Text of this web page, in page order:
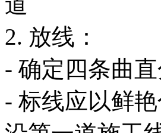
2. 放线：
- 确定四条曲
- 标线应以鲜